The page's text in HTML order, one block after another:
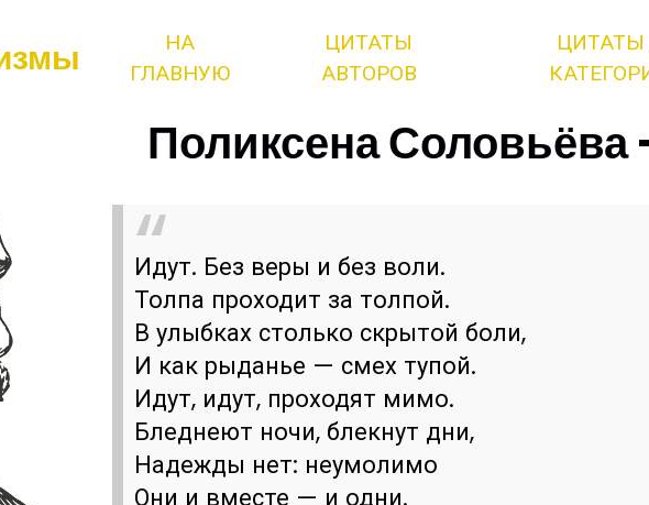
НА
ГЛАВНУЮ
ЦИТАТЫ
АВТОРОВ
Поликсена Соловьёва
Идут. Без веры и без воли.
Толпа проходит за толпой.
В улыбках столько скрытой боли,
И как рыданье — смех тупой.
Идут, идут, проходят мимо.
Бледнеют ночи, блекнут дни,
Надежды нет: неумолимо
Они и вместе — и одни.